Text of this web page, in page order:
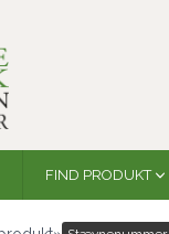
FIND PRODUKT